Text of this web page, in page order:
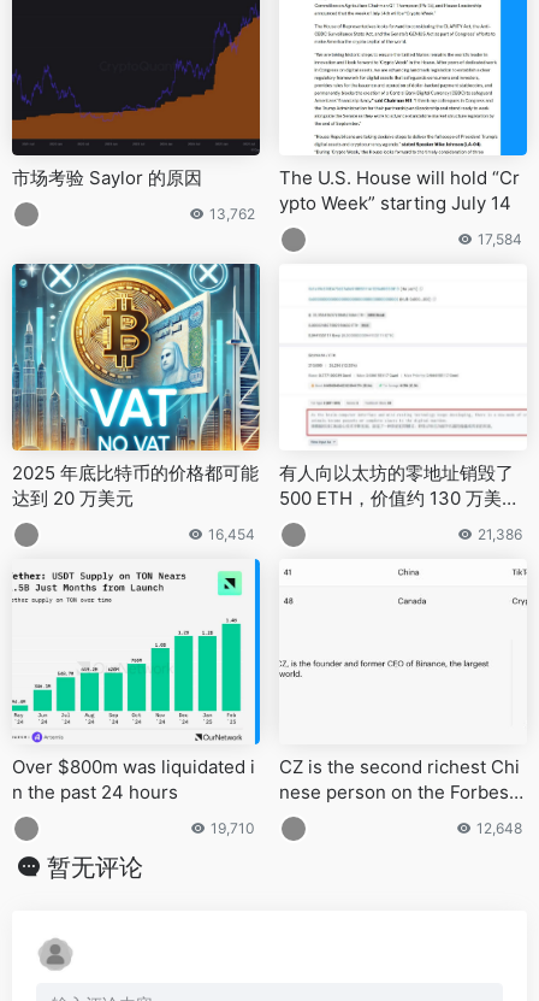
市场考验 Saylor 的原因
13,762
The U.S. House will hold “Cr
ypto Week” starting July 14
17,584
2025 年底比特币的价格都可能
达到 20 万美元
16,454
有人向以太坊的零地址销毁了
500 ETH，价值约 130 万美
元，并留下一条神秘信息 21,386
Over $800m was liquidated i
n the past 24 hours
19,710
CZ is the second richest Chi
nese person on the Forbes li
st
12,648
暂无评论